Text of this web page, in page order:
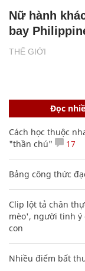
THẾ GIỚI
Nữ hành
bay
Đọc
Cách học thuộc
"thần chú"
17
Bảng công thức
Clip lột tả chân
mèo', người tinh ý
con
Nhiều điểm bất